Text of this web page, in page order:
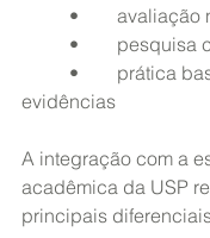
•
•	pesquisa
evidências
A integração com a
acadêmica da USP
principais